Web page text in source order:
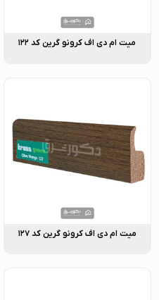
میت ام دی اف کرونو گرین کد ۱۲۲
میت ام دی اف کرونو گرین کد ۱۲۷